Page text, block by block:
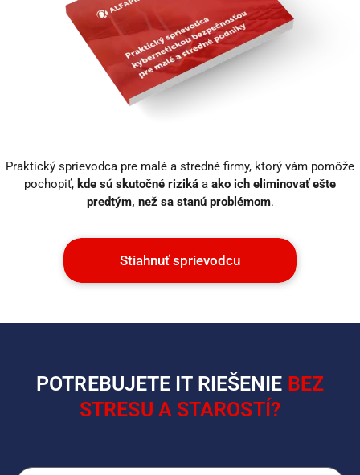
Praktický sprievodca pre malé a stredné firmy, ktorý vám pomôže
pochopiť, kde sú skutočné riziká a ako ich eliminovať ešte
predtým, než sa stanú problémom.
Stiahnuť sprievodcu
POTREBUJETE IT RIEŠENIE BEZ
STRESU A STAROSTÍ?